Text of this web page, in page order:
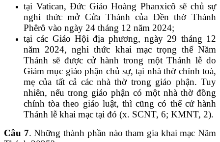
tại Vatican, Đức Giáo Hoàng Phanxicô sẽ chủ sự
nghi thức mở Cửa Thánh của Đền thờ Thánh
Phêrô vào ngày 24 tháng 12 năm 2024;
tại các Giáo Hội địa phương, ngày 29 tháng 12
năm 2024, nghi thức khai mạc trọng thể Năm
Thánh sẽ được cử hành trong một Thánh lễ do
Giám mục giáo phận chủ sự, tại nhà thờ chính toà,
mẹ của tất cả các nhà thờ trong giáo phận. Tuy
nhiên, nếu trong giáo phận có một nhà thờ đồng
chính tòa theo giáo luật, thì cũng có thể cử hành
Thánh lễ khai mạc tại đó (x. SCNT, 6; KMNT, 2).
Câu 7. Những thành phần nào tham gia khai mạc Năm